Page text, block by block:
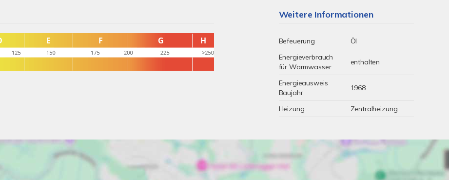
Weitere Informationen
Befeuerung
Öl
Energieverbrauch
für Warmwasser
enthalten
Energieausweis
Baujahr
1968
Heizung Zentralheizung